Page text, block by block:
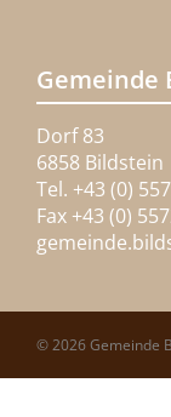
Gemeinde
Dorf 83
6858 Bildstein
Tel. +43 (0)
Fax +43 (0)
© 2026 Gemeinde